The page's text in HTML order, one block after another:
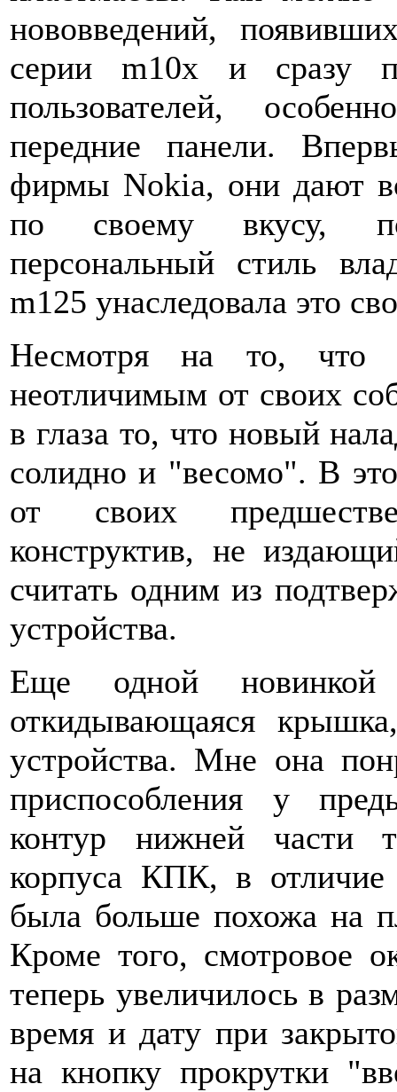
нововведений,
серии m10x и сразу
пользователей,
передние панели.
фирмы Nokia, они дают
по своему вкусу,
персональный стиль
m125 унаследовала это
Несмотря на то, что
неотличимым от своих
в глаза то, что новый
солидно и "весомо". В
от своих
конструктив, не
считать одним из
устройства.
Еще одной
откидывающаяся
устройства. Мне она
приспособления у
контур нижней части
корпуса КПК, в
была больше похожа на
Кроме того, смотровое
теперь увеличилось в
время и дату при
на кнопку прокрутки